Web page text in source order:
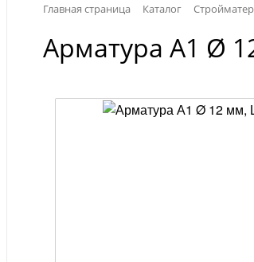
Главная страница Каталог
Арматура А1 Ø